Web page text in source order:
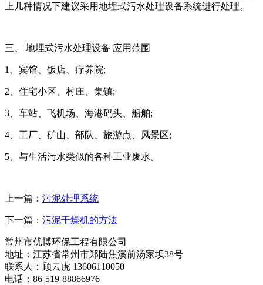
上几种情况下建议采用地埋式污水处理设备系统进行处理。
三、 地埋式污水处理设备 应用范围
1、宾馆、饭店、疗养院;
2、住宅小区、村庄、集镇;
3、车站、飞机场、海港码头、船舶;
4、工厂、矿山、部队、旅游点、风景区;
5、与生活污水类似的各种工业废水。
上一篇： 污泥处理​系统
下一篇： 污泥干燥机的方法
常州市优博环保工程有限公司
地址：江苏省常州市郑陆焦溪前汤家坝38号
联系人：顾云虎 13606110050
电话：86-519-88866976